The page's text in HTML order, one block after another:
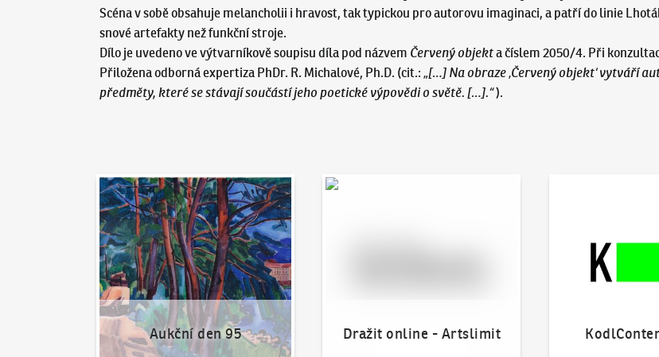
Scéna v sobě obsahuje melancholii i hravost, tak typickou pro autorovu imaginaci, a patří do linie
snové artefakty než funkční stroje.
Dílo je uvedeno ve výtvarníkově soupisu díla pod názvem Červený objekta číslem 2050/4. Při
Přiložena odborná expertiza PhDr. R. Michalové, Ph.D. (cit.:„[…] Na obraze ‚Červený objekt‘ vytváří
předměty, které se stávají součástí jeho poetické výpovědi o světě. […].“).
Aukční den 95
Aukční den 95
Dražit online - Artslimit
Dražit online - Artslimit